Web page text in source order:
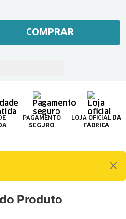
COMPRAR
PAGAMENTO
SEGURO
LOJA OFICIAL DA
FÁBRICA
Produto